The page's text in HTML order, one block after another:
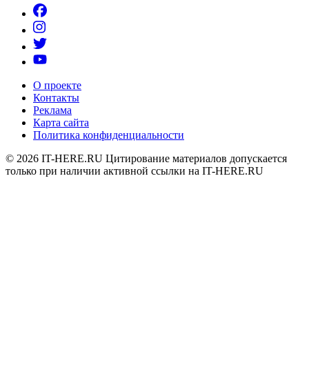
О проекте
Контакты
Реклама
Карта сайта
Политика конфиденциальности
© 2026 IT-HERE.RU Цитирование материалов допускается
только при наличии активной ссылки на IT-HERE.RU